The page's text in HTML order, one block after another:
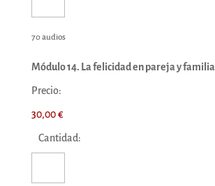
70 audios
Módulo 14. La felicidad en pareja y familia
Precio:
30,00 €
Cantidad: